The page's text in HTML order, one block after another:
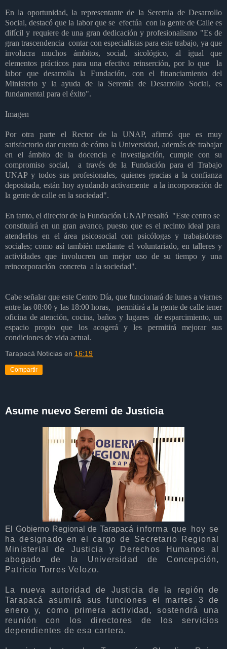
En la oportunidad, la representante de la Seremia de Desarrollo
Social, destacó que la labor que se efectúa con la gente de Calle es
difícil y requiere de una gran dedicación y profesionalismo "Es de
gran trascendencia contar con especialistas para este trabajo, ya que
involucra muchos ámbitos, social, sicológico, al igual que
elementos prácticos para una efectiva reinserción, por lo que la
labor que desarrolla la Fundación, con el financiamiento del
Ministerio y la ayuda de la Seremía de Desarrollo Social, es
fundamental para el éxito".
Imagen
Por otra parte el Rector de la UNAP, afirmó que es muy
satisfactorio dar cuenta de cómo la Universidad, además de trabajar
en el ámbito de la docencia e investigación, cumple con su
compromiso social, a través de la Fundación para el Trabajo
UNAP y todos sus profesionales, quienes gracias a la confianza
depositada, están hoy ayudando activamente a la incorporación de
la gente de calle en la sociedad".
En tanto, el director de la Fundación UNAP resaltó "Este centro se
constituirá en un gran avance, puesto que es el recinto ideal para
atenderlos en el área psicosocial con psicólogas y trabajadoras
sociales; como así también mediante el voluntariado, en talleres y
actividades que involucren un mejor uso de su tiempo y una
reincorporación concreta a la sociedad".
Cabe señalar que este Centro Día, que funcionará de lunes a viernes
entre las 08:00 y las 18:00 horas, permitirá a la gente de calle tener
oficina de atención, cocina, baños y lugares de esparcimiento, un
espacio propio que los acogerá y les permitirá mejorar sus
condiciones de vida actual.
Tarapacá Noticias en 16:19
Compartir
Asume nuevo Seremi de Justicia
El Gobierno Regiona l de Tarapacá informa que hoy se
ha designado en el cargo de Secretario Regional
Ministerial de Justicia y Derechos Humanos al
abogado de la Universidad de Concepción,
Patricio Torres Velozo.
La nueva autoridad de Justicia de la región de
Tarapacá asumirá sus funciones el martes 3 de
enero y, como primera actividad, sostendrá una
reunión con los directores de los servicios
dependientes de esa cartera.